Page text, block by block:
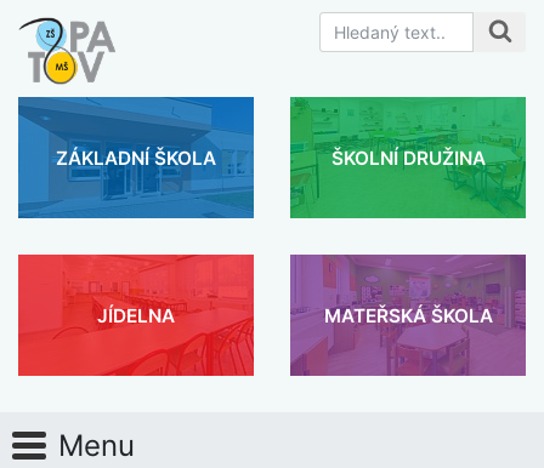
ZÁKLADNÍ ŠKOLA ŠKOLNÍ DRUŽINA
JÍDELNA MATEŘSKÁ ŠKOLA
Menu